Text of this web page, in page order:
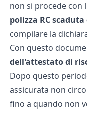
non si procede con
polizza RC
compilare la
Con questo
dell'attestato di
Dopo questo
assicurata non
fino a quando non